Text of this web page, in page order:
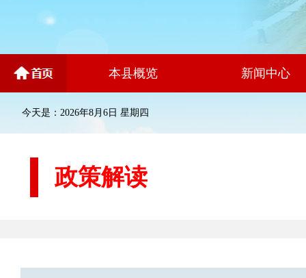
本县概览 新闻中心
今天是：2026年8月6日 星期四
政策解读